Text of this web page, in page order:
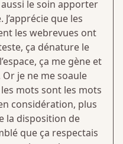
aussi le soin apporter
que les
les webrevues ont
ça dénature le
ça me gène et
je ne me soaule
mots sont les mots
considération, plus
la disposition de
que ça respectais